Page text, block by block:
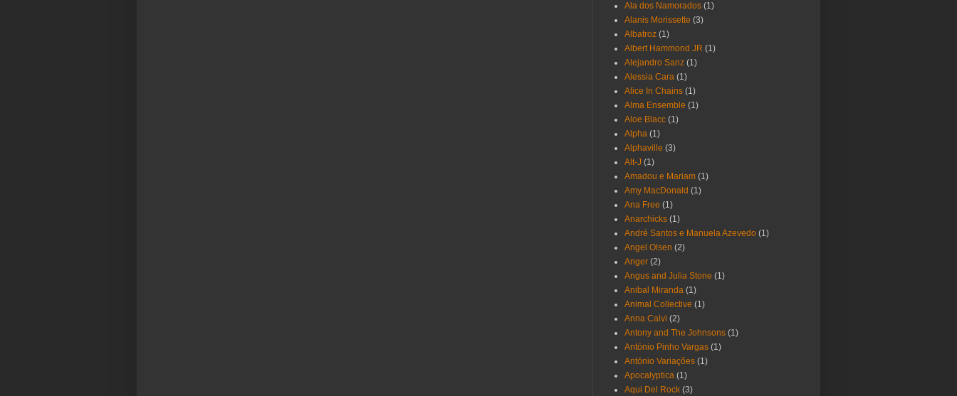
Ala dos Namorados (1)
Alanis Morissette (3)
Albatroz (1)
Albert Hammond JR (1)
Alejandro Sanz (1)
Alessia Cara (1)
Alice In Chains (1)
Alma Ensemble (1)
Aloe Blacc (1)
Alpha (1)
Alphaville (3)
Alt-J (1)
Amadou e Mariam (1)
Amy MacDonald (1)
Ana Free (1)
Anarchicks (1)
André Santos e Manuela Azevedo (1)
Angel Olsen (2)
Anger (2)
Angus and Julia Stone (1)
Anibal Miranda (1)
Animal Collective (1)
Anna Calvi (2)
Antony and The Johnsons (1)
António Pinho Vargas (1)
António Variações (1)
Apocalyptica (1)
Aqui Del Rock (3)